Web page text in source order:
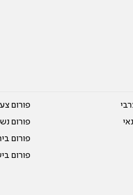
פורום
פורום
פורום
פורום